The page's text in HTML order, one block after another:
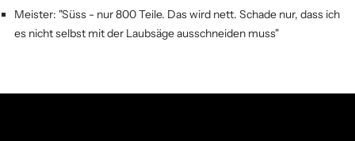
Meister: "Süss - nur 800 Teile. Das wird nett. Schade nur, dass ich
es nicht selbst mit der Laubsäge ausschneiden muss"